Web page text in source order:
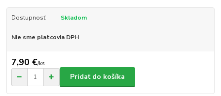
Dostupnosť Skladom
Nie sme platcovia DPH
7,90 €/ks
Pridať do košíka